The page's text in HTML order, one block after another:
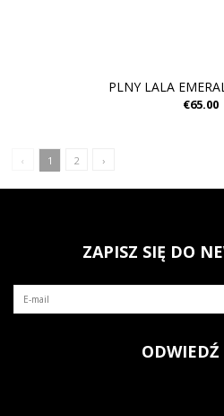
PLNY LALA
€65.00
‹ 1 2 ›
ZAPISZ SIĘ DO
ODWIEDŹ